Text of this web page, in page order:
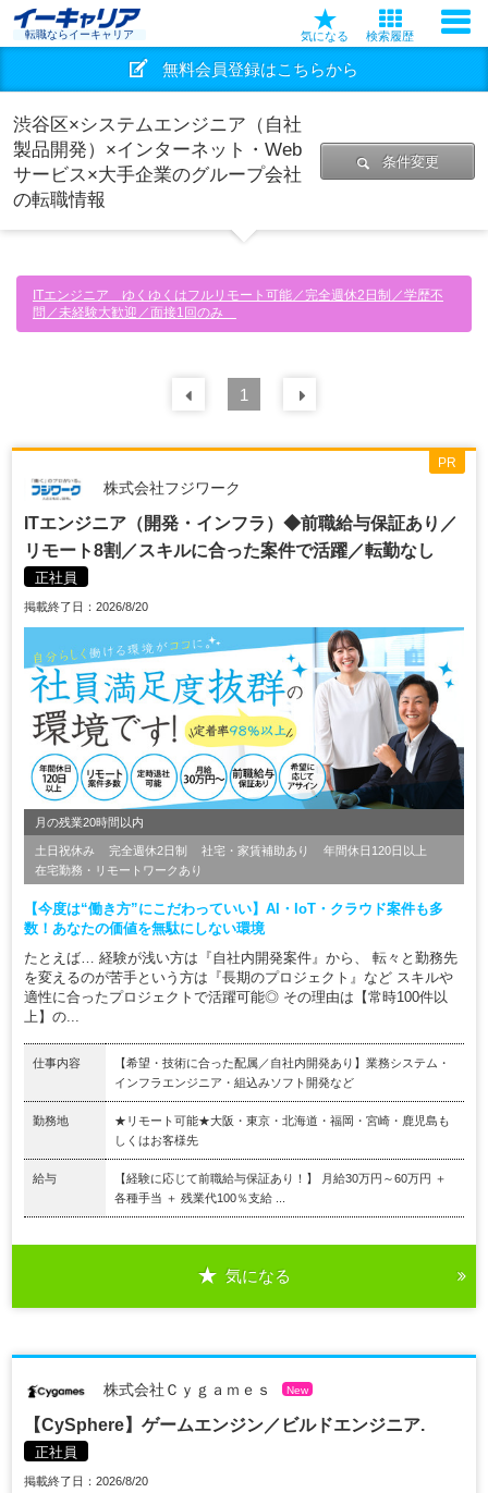
転職ならイーキャリア 気になる 検索履歴
無料会員登録はこちらから
渋谷区×システムエンジニア（自社
製品開発）×インターネット・Web
サービス×大手企業のグループ会社
の転職情報
条件変更
ITエンジニア ゆくゆくはフルリモート可能／完全週休2日制／学歴不
問／未経験大歓迎／面接1回のみ
前の 件
1
株式会社フジワーク
ITエンジニア（開発・インフラ）◆前職給与保証あり／
リモート8割／スキルに合った案件で活躍／転勤なし
正社員
掲載終了日：2026/8/20
月の残業20時間以内
土日祝休み 完全週休2日制 社宅・家賃補助あり
年間休日120日以上
在宅勤務・リモートワークあり
【今度は“働き方”にこだわっていい】AI・IoT・クラウド案件も多
数！あなたの価値を無駄にしない環境
たとえば… 経験が浅い方は『自社内開発案件』から、 転々と勤務先
を変えるのが苦手という方は『長期のプロジェクト』など スキルや
適性に合ったプロジェクトで活躍可能◎ その理由は【常時100件以
上】の...
仕事内容
【希望・技術に合った配属／自社内開発あり】業務システム・
インフラエンジニア・組込みソフト開発など
勤務地
★リモート可能★大阪・東京・北海道・福岡・宮崎・鹿児島も
しくはお客様先
給与
【経験に応じて前職給与保証あり！】 月給30万円～60万円 ＋
各種手当 ＋ 残業代100％支給 ...
気になる
PR
株式会社Ｃｙｇａｍｅｓ New
【CySphere】ゲームエンジン／ビルドエンジニア.
正社員
掲載終了日：2026/8/20